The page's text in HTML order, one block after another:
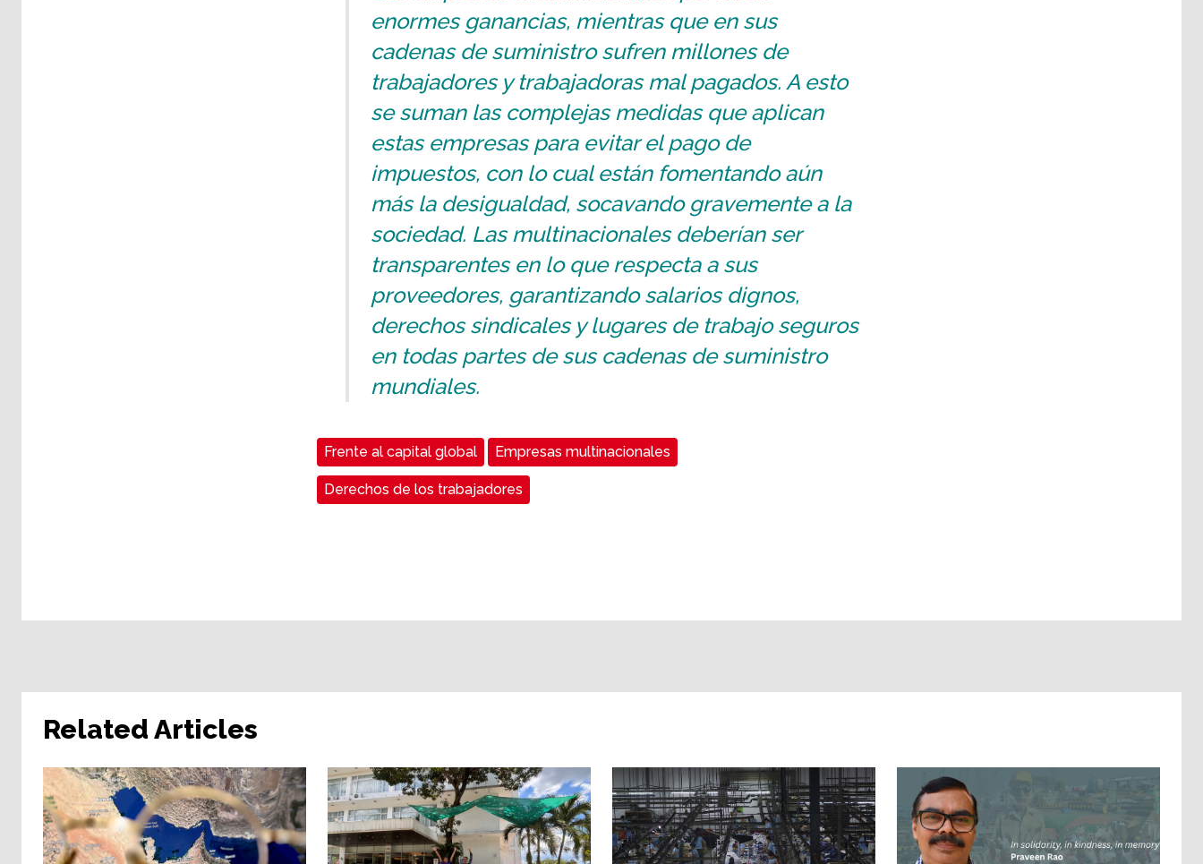
enormes ganancias, mientras que en sus
cadenas de suministro sufren millones de
trabajadores y trabajadoras mal pagados. A esto
se suman las complejas medidas que aplican
estas empresas para evitar el pago de
impuestos, con lo cual están fomentando aún
más la desigualdad, socavando gravemente a la
sociedad. Las multinacionales deberían ser
transparentes en lo que respecta a sus
proveedores, garantizando salarios dignos,
derechos sindicales y lugares de trabajo seguros
en todas partes de sus cadenas de suministro
mundiales.
Frente al capital global Empresas multinacionales
Derechos de los trabajadores
Related Articles